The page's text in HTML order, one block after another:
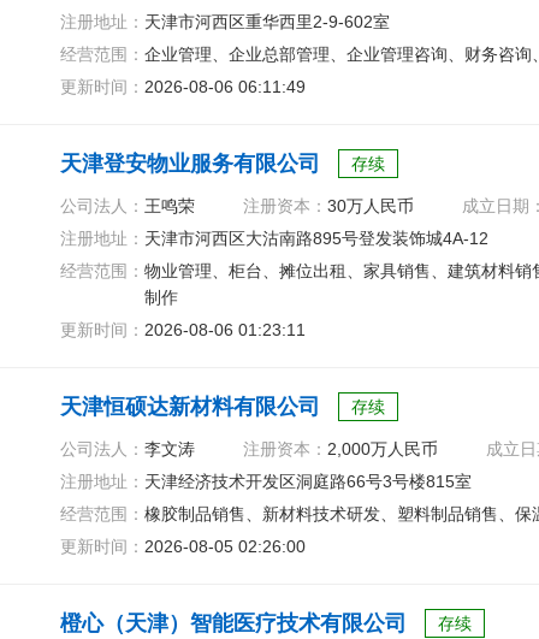
注册地址： 天津市河西区重华西里2-9-602室
经营范围： 企业管理、企业总部管理、企业管理咨询、财务咨
更新时间： 2026-08-06 06:11:49
天津登安物业服务有限公司 存续
公司法人： 王鸣荣 注册资本： 30万人民币
成立日期
注册地址： 天津市河西区大沽南路895号登发装饰城4A-12
经营范围： 物业管理、柜台、摊位出租、家具销售、建筑材料
制作
更新时间： 2026-08-06 01:23:11
天津恒硕达新材料有限公司 存续
公司法人： 李文涛 注册资本： 2,000万人民币
成立
注册地址： 天津经济技术开发区洞庭路66号3号楼815室
经营范围： 橡胶制品销售、新材料技术研发、塑料制品销售、
更新时间： 2026-08-05 02:26:00
橙心（天津）智能医疗技术有限公司 存续